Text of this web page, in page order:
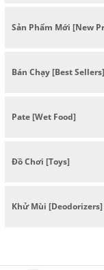
Sản Phẩm Mới [New
Bán Chạy [Best Sellers]
Pate [Wet Food]
Đồ Chơi [Toys]
Khử Mùi [Deodorizers]